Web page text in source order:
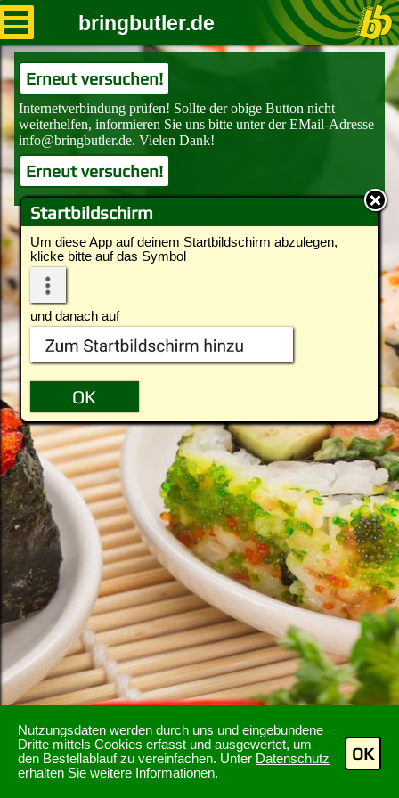
Nutzungsdaten werden durch uns und eingebundene
Dritte mittels Cookies erfasst und ausgewertet, um
den Bestellablauf zu vereinfachen. Unter Datenschutz
erhalten Sie weitere Informationen.
OK
Startbildschirm
Um diese App auf deinem Startbildschirm abzulegen,
klicke bitte auf das Symbol
und danach auf
bringbutler.de
Erneut versuchen!
Erneut versuchen!